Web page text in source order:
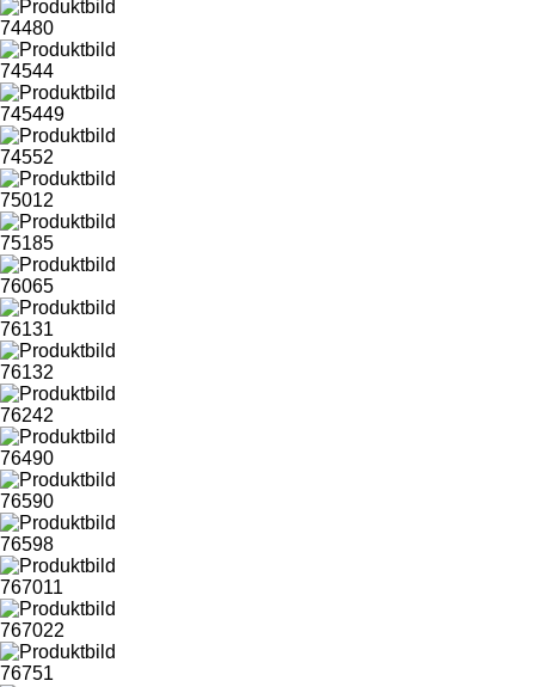
74480
74544
745449
74552
75012
75185
76065
76131
76132
76242
76490
76590
76598
767011
767022
76751